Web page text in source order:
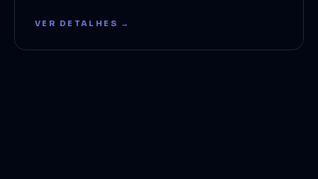
VER DETALHES →